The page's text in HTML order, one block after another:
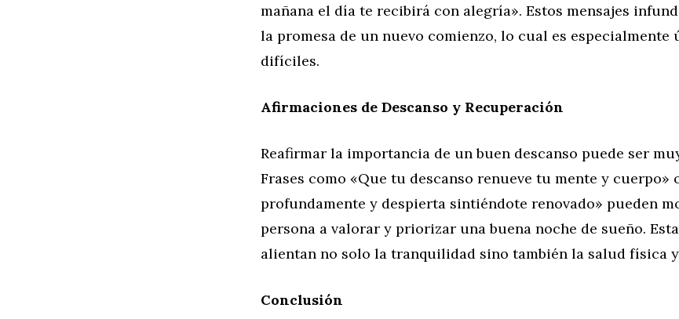
mañana el día te recibirá con alegría». Estos mensajes
la promesa de un nuevo comienzo, lo cual es especialmente
difíciles.
Afirmaciones de Descanso y Recuperación
Reafirmar la importancia de un buen descanso puede ser
Frases como «Que tu descanso renueve tu mente y cuerpo»
profundamente y despierta sintiéndote renovado» pueden
persona a valorar y priorizar una buena noche de sueño.
alientan no solo la tranquilidad sino también la salud física
Conclusión